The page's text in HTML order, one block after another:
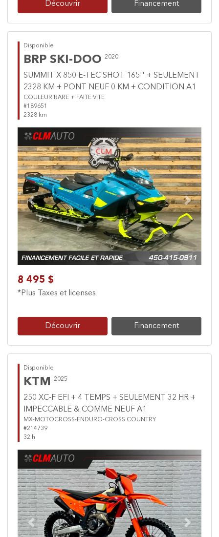
Découvrir Financement
Disponible
BRP SKI-DOO 2020
SUMMIT X 850 E-TEC SHOT 165'' + SEULEMENT
2328 KM + PONT NEUF 0 KM + CONDITION A1
COULEUR RARE + FAITE VITE
#189651
2328 km
Previous Next
8 495 $
*Plus Taxes et licenses
Découvrir Financement
Disponible
KTM 2025
250 XC-F EFI + 4 TEMPS + SEULEMENT 32 HR +
IMPECCABLE & COMME NEUF A1
MX-MOTOCROSS-ENDURO-CROSS COUNTRY
#214739
32 h
Previous Next